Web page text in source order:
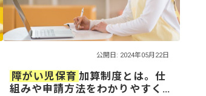
公開日: 2024年05月22日
障がい児保育 加算制度とは。仕
組みや申請方法をわかりやすく